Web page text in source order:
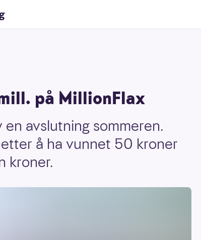
på MillionFlax
avslutning sommeren.
å ha vunnet 50 kroner
kroner.